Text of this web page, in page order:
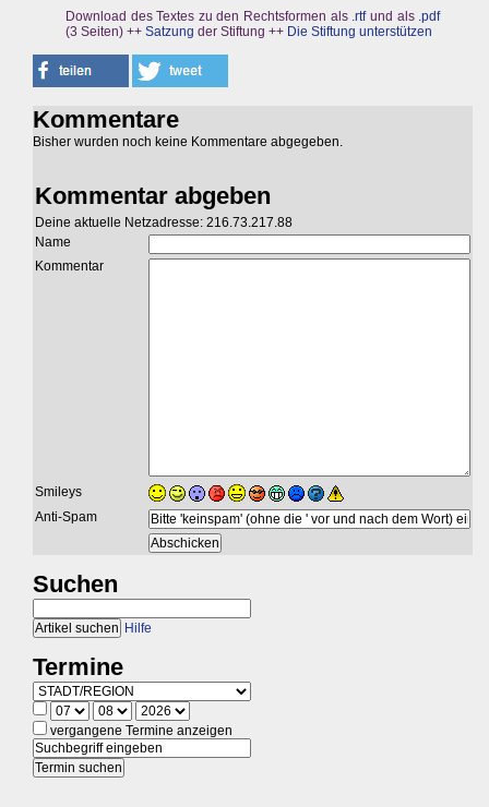
Download des Textes zu den Rechtsformen als .rtfund als .pdf
(3 Seiten) ++ Satzung der Stiftung ++ Die Stiftung unterstützen
Kommentare
Bisher wurden noch keine Kommentare abgegeben.
Kommentar abgeben
Deine aktuelle Netzadresse: 216.73.217.88
Name
Kommentar
Smileys
Anti-Spam
Suchen
Hilfe
Termine
vergangene Termine anzeigen